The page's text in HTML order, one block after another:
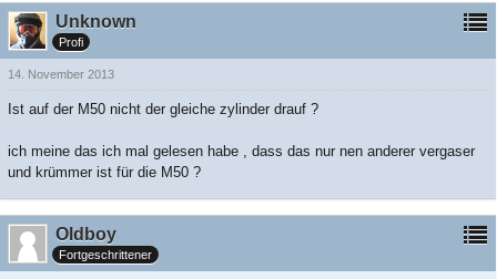
Unknown
Profi
14. November 2013
Ist auf der M50 nicht der gleiche zylinder drauf ?
ich meine das ich mal gelesen habe , dass das nur nen anderer vergaser
und krümmer ist für die M50 ?
Oldboy
Fortgeschrittener